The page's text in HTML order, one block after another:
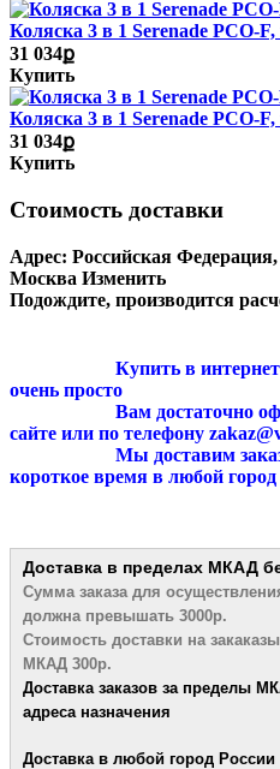
Коляска 3 в 1 Serenade PCO-
31 034ք
Купить
Коляска 3 в 1 Serenade PCO-
31 034ք
Купить
Стоимость доставки
Адрес: Российская
Москва Изменить
Подождите, производится
Купить в интернет-
очень просто
Вам достаточно
сайте или по телефону
Мы доставим
короткое время в любой город
Доставка в пределах МКАД
Сумма заказа для
должна превышать 3000р.
Стоимость доставки на
МКАД 300р.
Доставка заказов за пределы
адреса назначения
Доставка в любой город России